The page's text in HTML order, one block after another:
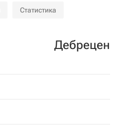
Статистика
Дебрецен